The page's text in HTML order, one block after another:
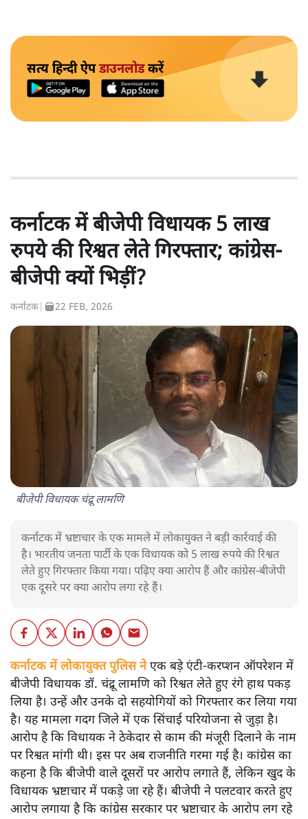
सत्य हिन्दी ऐपडाउनलोडकरें
कर्नाटक में बीजेपी विधायक 5 लाख
रुपये की रिश्वत लेते गिरफ्तार; कांग्रेस-
बीजेपी क्यों भिड़ीं?
कर्नाटक 22 FEB, 2026
बीजेपी विधायक चंद्रू लामणि
कर्नाटक में भ्रष्टाचार के एक मामले में लोकायुक्त ने बड़ी कार्रवाई की
है। भारतीय जनता पार्टी के एक विधायक को 5 लाख रुपये की रिश्वत
लेते हुए गिरफ्तार किया गया। पढ़िए क्या आरोप हैं और कांग्रेस-बीजेपी
एक दूसरे पर क्या आरोप लगा रहे हैं।
कर्नाटक में लोकायुक्त पुलिस नेएक बड़े एंटी-करप्शन ऑपरेशन में
बीजेपी विधायक डॉ. चंद्रू लामणि को रिश्वत लेते हुए रंगे हाथ पकड़
लिया है। उन्हें और उनके दो सहयोगियों को गिरफ्तार कर लिया गया
है। यह मामला गदग जिले में एक सिंचाई परियोजना से जुड़ा है।
आरोप है कि विधायक ने ठेकेदार से काम की मंजूरी दिलाने के नाम
पर रिश्वत मांगी थी। इस पर अब राजनीति गरमा गई है। कांग्रेस का
कहना है कि बीजेपी वाले दूसरों पर आरोप लगाते हैं, लेकिन खुद के
विधायक भ्रष्टाचार में पकड़े जा रहे हैं। बीजेपी ने पलटवार करते हुए
आरोप लगाया है कि कांग्रेस सरकार पर भ्रष्टाचार के आरोप लग रहे